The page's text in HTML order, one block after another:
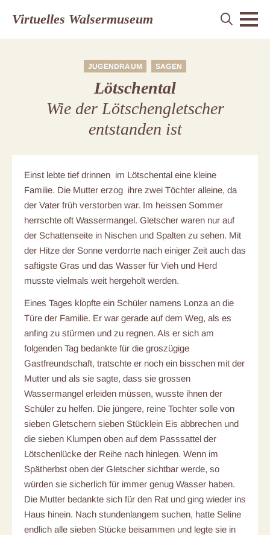
Virtuelles Walsermuseum
JUGENDRAUM SAGEN
Lötschental
Wie der Lötschengletscher
entstanden ist
Einst lebte tief drinnen im Lötschental eine kleine
Familie. Die Mutter erzog ihre zwei Töchter alleine, da
der Vater früh verstorben war. Im heissen Sommer
herrschte oft Wassermangel. Gletscher waren nur auf
der Schattenseite in Nischen und Spalten zu sehen. Mit
der Hitze der Sonne verdorrte nach einiger Zeit auch das
saftigste Gras und das Wasser für Vieh und Herd
musste vielmals weit hergeholt werden.
Eines Tages klopfte ein Schüler namens Lonza an die
Türe der Familie. Er war gerade auf dem Weg, als es
anfing zu stürmen und zu regnen. Als er sich am
folgenden Tag bedankte für die groszügige
Gastfreundschaft, tratschte er noch ein bisschen mit der
Mutter und als sie sagte, dass sie grossen
Wassermangel erleiden müssen, wusste ihnen der
Schüler zu helfen. Die jüngere, reine Tochter solle von
sieben Gletschern sieben Stücklein Eis abbrechen und
die sieben Klumpen oben auf dem Passsattel der
Lötschenlücke der Reihe nach hinlegen. Wenn im
Spätherbst oben der Gletscher sichtbar werde, so
würden sie sicherlich für immer genug Wasser haben.
Die Mutter bedankte sich für den Rat und ging wieder ins
Haus hinein. Nach stundenlangem suchen, hatte Seline
endlich alle sieben Stücke beisammen und legte sie in